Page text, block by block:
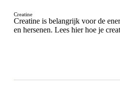
Creatine
Creatine is belangrijk voor de
en hersenen. Lees hier hoe je